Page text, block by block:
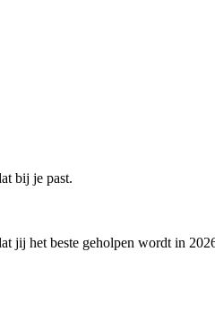
bij je past.
jij het beste geholpen wordt in